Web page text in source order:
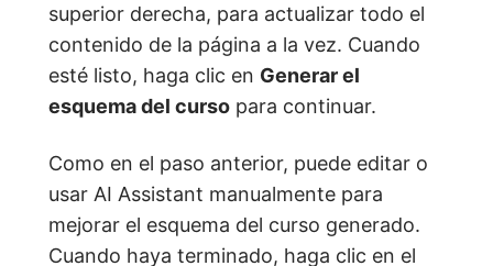
superior derecha, para actualizar todo el
contenido de la página a la vez. Cuando
esté listo, haga clic en Generar el
esquema del curso para continuar.
Como en el paso anterior, puede editar o
usar AI Assistant manualmente para
mejorar el esquema del curso generado.
Cuando haya terminado, haga clic en el